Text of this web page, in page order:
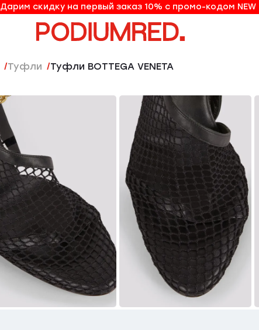
10% на первый заказ по промо-коду NEW
Дарим скидку на первый заказ 10% с промо-кодом NEW
Туфли Туфли BOTTEGA VENETA